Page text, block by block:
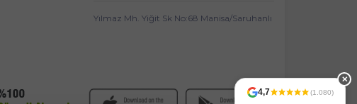
Yılmaz Mh. Yiğit Sk No:68 Manisa/Saruhanlı
4,7 (1.080)
✕